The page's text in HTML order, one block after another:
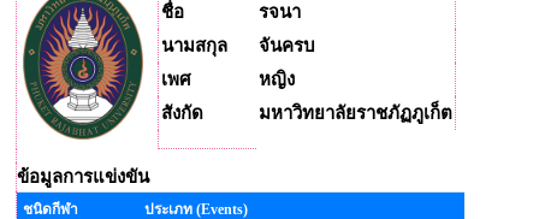
ชื่อ
รจนา
นามสกุล
จันครบ
เพศ
หญิง
สังกัด
มหาวิทยาลัยราชภัฏภูเก็ต
ข้อมูลการแข่งขัน
ชนิดกีฬา
ประเภท (Events)